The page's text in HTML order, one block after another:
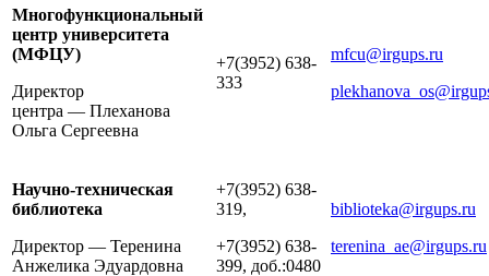
Многофункциональный
центр университета
(МФЦУ)
Директор
центра — Плеханова
Ольга Сергеевна
+7(3952) 638-
333
mfcu@irgups.ru
Научно-техническая
библиотека
Директор — Теренина
Анжелика Эдуардовна
+7(3952) 638-
319,
+7(3952) 638-
399, доб.:0480
biblioteka@irgups.ru
terenina_ae@irgups.ru